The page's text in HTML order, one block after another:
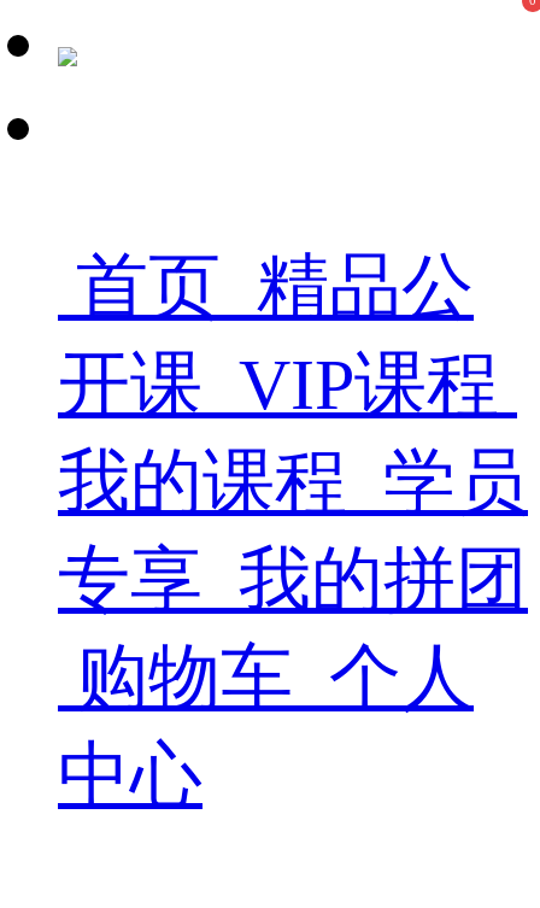
首页 精品公
开课 VIP课程
我的课程 学员
专享 我的拼团
购物车 个人
中心